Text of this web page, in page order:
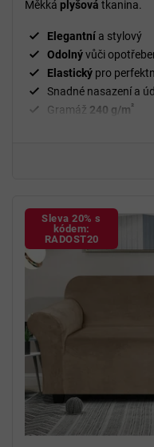
Měkká plyšová tkanina.
Elegantní a stylový
Odolnývůči
Elastický pro
Snadné nasazení a
Gramáž 240 g/m²
Sleva 20% s
kódem:
RADOST20